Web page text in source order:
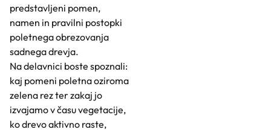
predstavljeni pomen,
namen in pravilni postopki
poletnega obrezovanja
sadnega drevja.
Na delavnici boste spoznali:
kaj pomeni poletna oziroma
zelena rez ter zakaj jo
izvajamo v času vegetacije,
ko drevo aktivno raste,